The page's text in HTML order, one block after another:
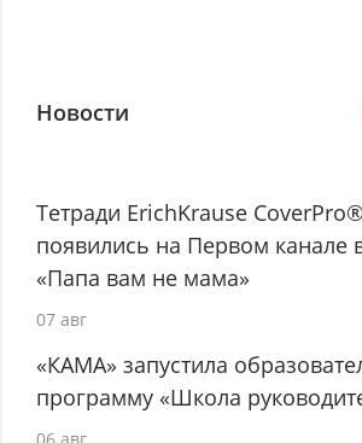
Новости
Тетради ErichKrause CoverPro®
появились на Первом канале
«Папа вам не мама»
07 авг
«КАМА» запустила
программу «Школа